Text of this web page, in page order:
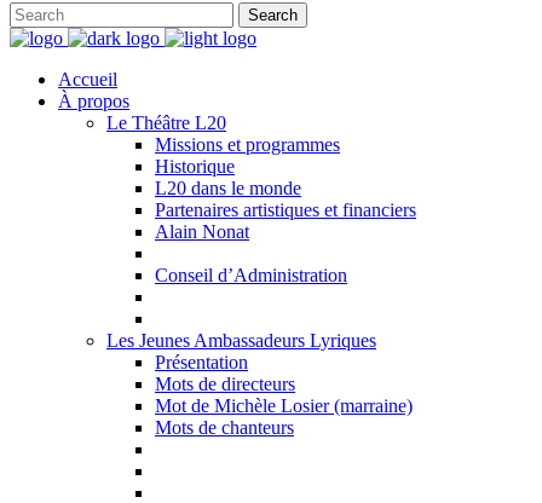
Accueil
À propos
Le Théâtre L20
Missions et programmes
Historique
L20 dans le monde
Partenaires artistiques et financiers
Alain Nonat
Conseil d’Administration
Les Jeunes Ambassadeurs Lyriques
Présentation
Mots de directeurs
Mot de Michèle Losier (marraine)
Mots de chanteurs